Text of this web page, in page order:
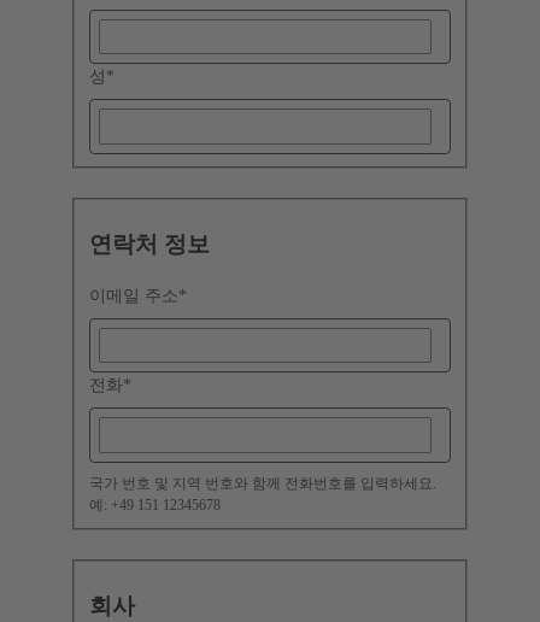
성 *
연락처 정보
이메일 주소*
전화*
국가 번호 및 지역 번호와 함께 전화번호를 입력하세요.
예: +49 151 12345678
회사